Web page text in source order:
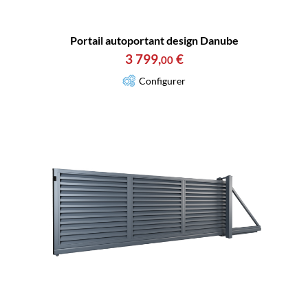
Portail autoportant design Danube
3 799,00 €
Configurer